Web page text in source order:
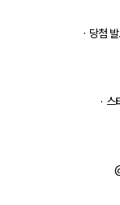
· 당첨
·